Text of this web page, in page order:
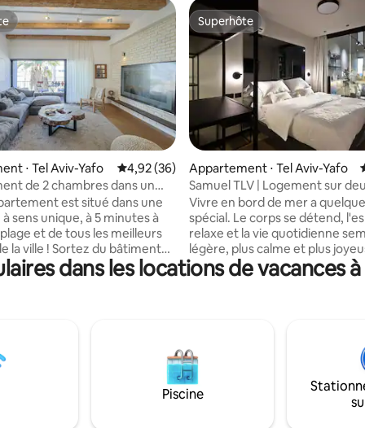
base de 174 commentaires : 4,97 sur 5
⋅ Tel Aviv-Yafo Évaluation moyenne sur la base de 36
4,92 (36)
de 2 chambres dans un
privilégiéest situé dans une
sens unique, à 5 minutes à
et de tous les meilleurs
la ville ! Sortez du bâtiment
est le meilleur emplacement
! Il y a un ascenseur privé, 2
une machine Nespresso,
la climatisation, un lave-
linge et plus encore !
un 5e voyageur.
Superhôte
Superhôte
Appartement ⋅ Tel Aviv-Yafo
Samuel TLV | Logement sur
près de la plage
Vivre en bord de mer a
spécial. Le corps se détend, l'esprit se
relaxe et la vie quotidienne
légère, plus calme et plus joyeuse.
sentiment nous a inspirés
Samuel TLV. Une suite unique, élégante
voyageur avec chaleur, respect
attention sincère. Chaque
soigneusement pensé pour
un séjour exceptionnel et une
expérience inoubliable à Tel
dans les locations de vacances
Piscine